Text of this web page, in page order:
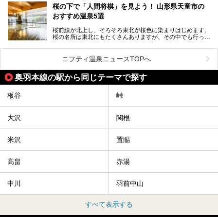
こだわりを持つ施設も増えています。
今回はそんな今話題のサウナが楽しめる、山形県内にあるオ
ススメ温泉・銭湯・スパを10件まとめてご紹介します。
桜の下で「人間将棋」を見よう！ 山形県天童市の
おすすめ温泉5選
桜前線が北上し、そろそろ東北が桜色に染まりはじめます。
桜の名所は東北にもたくさんありますが、その中でも行って
舞鶴山の山頂まで軽いハイキングの気分で登れば、そこでは
なんと「人間将棋」が行われているのです！
「人間将棋」とは昭和31年から毎年春に山形県天童市で行
われている一大イベントで、甲冑や着物姿の武者に扮した人
間が将棋の駒となり、対局を行っているのです。
人気漫画「３月のライオン」の中でもこの人間将棋のシーン
りに、思わず吹き出してしまった読者もいることでしょう。
われます。また、23日は「天童百面指し」が行われ、人間
とができます。
天童市には温泉も多数あるので、桜と人間将棋を見た後はゆ
っくり温泉に浸かってはいかがでしょうか。
今回は山形県天童市のおすすめ温泉をご紹介します！
ニフティ温泉ニュースTOPへ
奥羽本線の駅から同じテーマで探す
板谷 峠
大沢 関根
米沢 置賜
高畠 赤湯
中川 羽前中山
すべて表示する